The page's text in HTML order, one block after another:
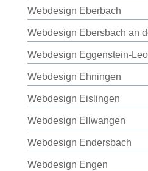
Webdesign Eberbach
Webdesign Ebersbach an
Webdesign Eggenstein-
Webdesign Ehningen
Webdesign Eislingen
Webdesign Ellwangen
Webdesign Endersbach
Webdesign Engen